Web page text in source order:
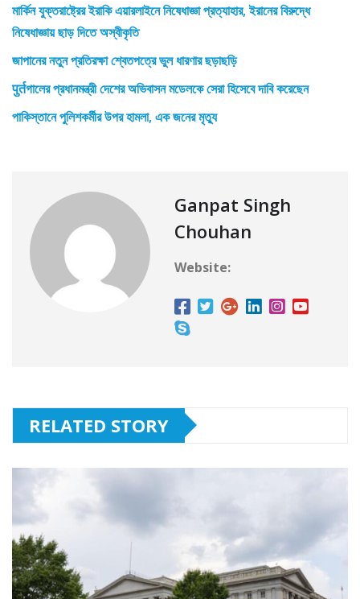
মার্কিন যুক্তরাষ্ট্রের ইরাকি এয়ারলাইনে নিষেধাজ্ঞা প্রত্যাহার, ইরানের বিরুদ্ধে
নিষেধাজ্ঞায় ছাড় দিতে অস্বীকৃতি
জাপানের নতুন প্রতিরক্ষা শ্বেতপত্রে ভুল ধারণার ছড়াছড়ি
पुर्तগালের প্রধানমন্ত্রী দেশের অভিবাসন মডেলকে সেরা হিসেবে দাবি করেছেন
পাকিস্তানে পুলিশকর্মীর উপর হামলা, এক জনের মৃত্যু
Ganpat Singh
Chouhan
Website:
RELATED STORY